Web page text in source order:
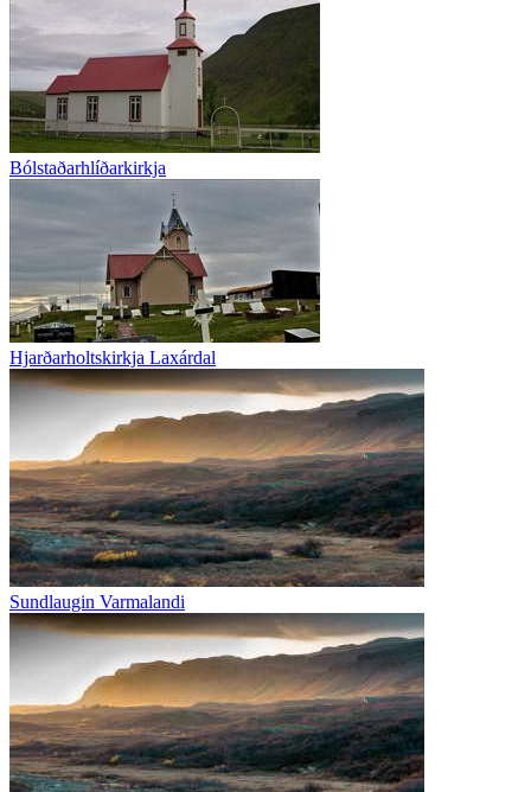
Bólstaðarhlíðarkirkja
Hjarðarholtskirkja Laxárdal
Sundlaugin Varmalandi